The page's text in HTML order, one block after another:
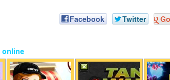
Facebook Twitter
online